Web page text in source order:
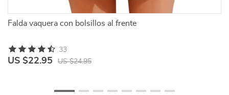
Falda vaquera con bolsillos al frente
US $22.95 US $24.95
33